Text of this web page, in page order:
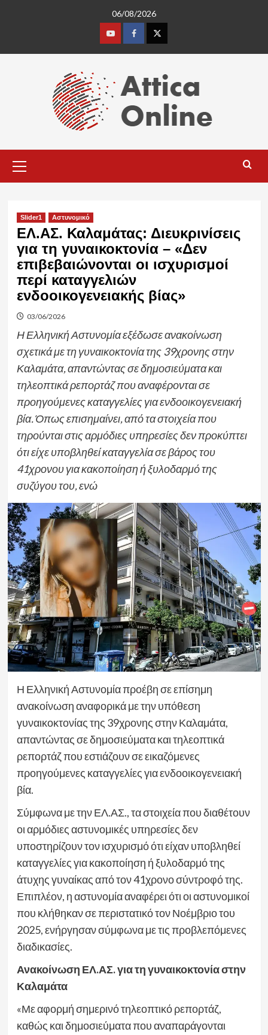
06/08/2026
YoutubeFacebookTwitter
Menu
Slider1 Αστυνομικό
ΕΛ.ΑΣ. Καλαμάτας: Διευκρινίσεις
για τη γυναικοκτονία – «Δεν
επιβεβαιώνονται οι ισχυρισμοί
περί καταγγελιών
ενδοοικογενειακής βίας»
03/06/2026
Η Ελληνική Αστυνομία εξέδωσε ανακοίνωση
σχετικά με τη γυναικοκτονία της 39χρονης στην
Καλαμάτα, απαντώντας σε δημοσιεύματα και
τηλεοπτικά ρεπορτάζ που αναφέρονται σε
προηγούμενες καταγγελίες για ενδοοικογενειακή
βία. Όπως επισημαίνει, από τα στοιχεία που
τηρούνται στις αρμόδιες υπηρεσίες δεν προκύπτει
ότι είχε υποβληθεί καταγγελία σε βάρος του
41χρονου για κακοποίηση ή ξυλοδαρμό της
συζύγου του, ενώ
Η Ελληνική Αστυνομία προέβη σε επίσημη
ανακοίνωση αναφορικά με την υπόθεση
γυναικοκτονίας της 39χρονης στην Καλαμάτα,
απαντώντας σε δημοσιεύματα και τηλεοπτικά
ρεπορτάζ που εστιάζουν σε εικαζόμενες
προηγούμενες καταγγελίες για ενδοοικογενειακή
βία.
Σύμφωνα με την ΕΛ.ΑΣ., τα στοιχεία που διαθέτουν
οι αρμόδιες αστυνομικές υπηρεσίες δεν
υποστηρίζουν τον ισχυρισμό ότι είχαν υποβληθεί
καταγγελίες για κακοποίηση ή ξυλοδαρμό της
άτυχης γυναίκας από τον 41χρονο σύντροφό της.
Επιπλέον, η αστυνομία αναφέρει ότι οι αστυνομικοί
που κλήθηκαν σε περιστατικό τον Νοέμβριο του
2025, ενήργησαν σύμφωνα με τις προβλεπόμενες
διαδικασίες.
Ανακοίνωση ΕΛ.ΑΣ. για τη γυναικοκτονία στην
Καλαμάτα
«Με αφορμή σημερινό τηλεοπτικό ρεπορτάζ,
καθώς και δημοσιεύματα που αναπαράγονται